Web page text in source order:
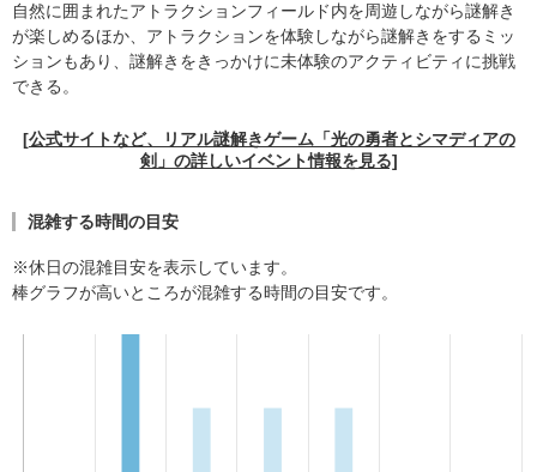
自然に囲まれたアトラクションフィールド内を周遊しながら謎解き
が楽しめるほか、アトラクションを体験しながら謎解きをするミッ
ションもあり、謎解きをきっかけに未体験のアクティビティに挑戦
できる。
[公式サイトなど、リアル謎解きゲーム「光の勇者とシマディアの
剣」の詳しいイベント情報を見る]
混雑する時間の目安
※休日の混雑目安を表示しています。
棒グラフが高いところが混雑する時間の目安です。